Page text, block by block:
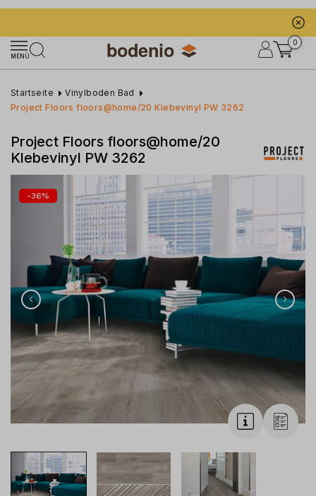
MENÜ
0
Startseite
Vinylboden Bad
Project Floors floors@home/20 Klebevinyl PW 3262
Project Floors floors@home/20
Klebevinyl PW 3262
-36%